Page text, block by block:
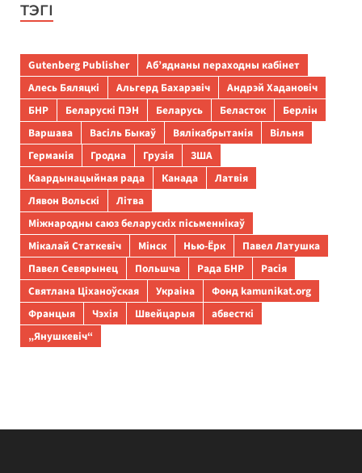
ТЭГІ
Gutenberg Publisher
Аб’яднаны пераходны кабінет
Алесь Бяляцкі
Альгерд Бахарэвіч
Андрэй Хадановіч
БНР
Беларускі ПЭН Беларусь Беласток
Берлін
Варшава
Васіль Быкаў Вялікабрытанія
Вільня
Германія
Гродна Грузія
ЗША
Каардынацыйная рада
Канада
Латвія
Лявон Вольскі
Літва
Міжнародны саюз беларускіх пісьменнікаў
Мікалай Статкевіч
Мінск Нью-Ёрк
Павел Латушка
Павел Севярынец
Польшча Рада БНР
Расія
Святлана Ціханоўская
Украіна
Фонд kamunikat.org
Францыя
Чэхія Швейцарыя
абвесткі
„Янушкевіч“